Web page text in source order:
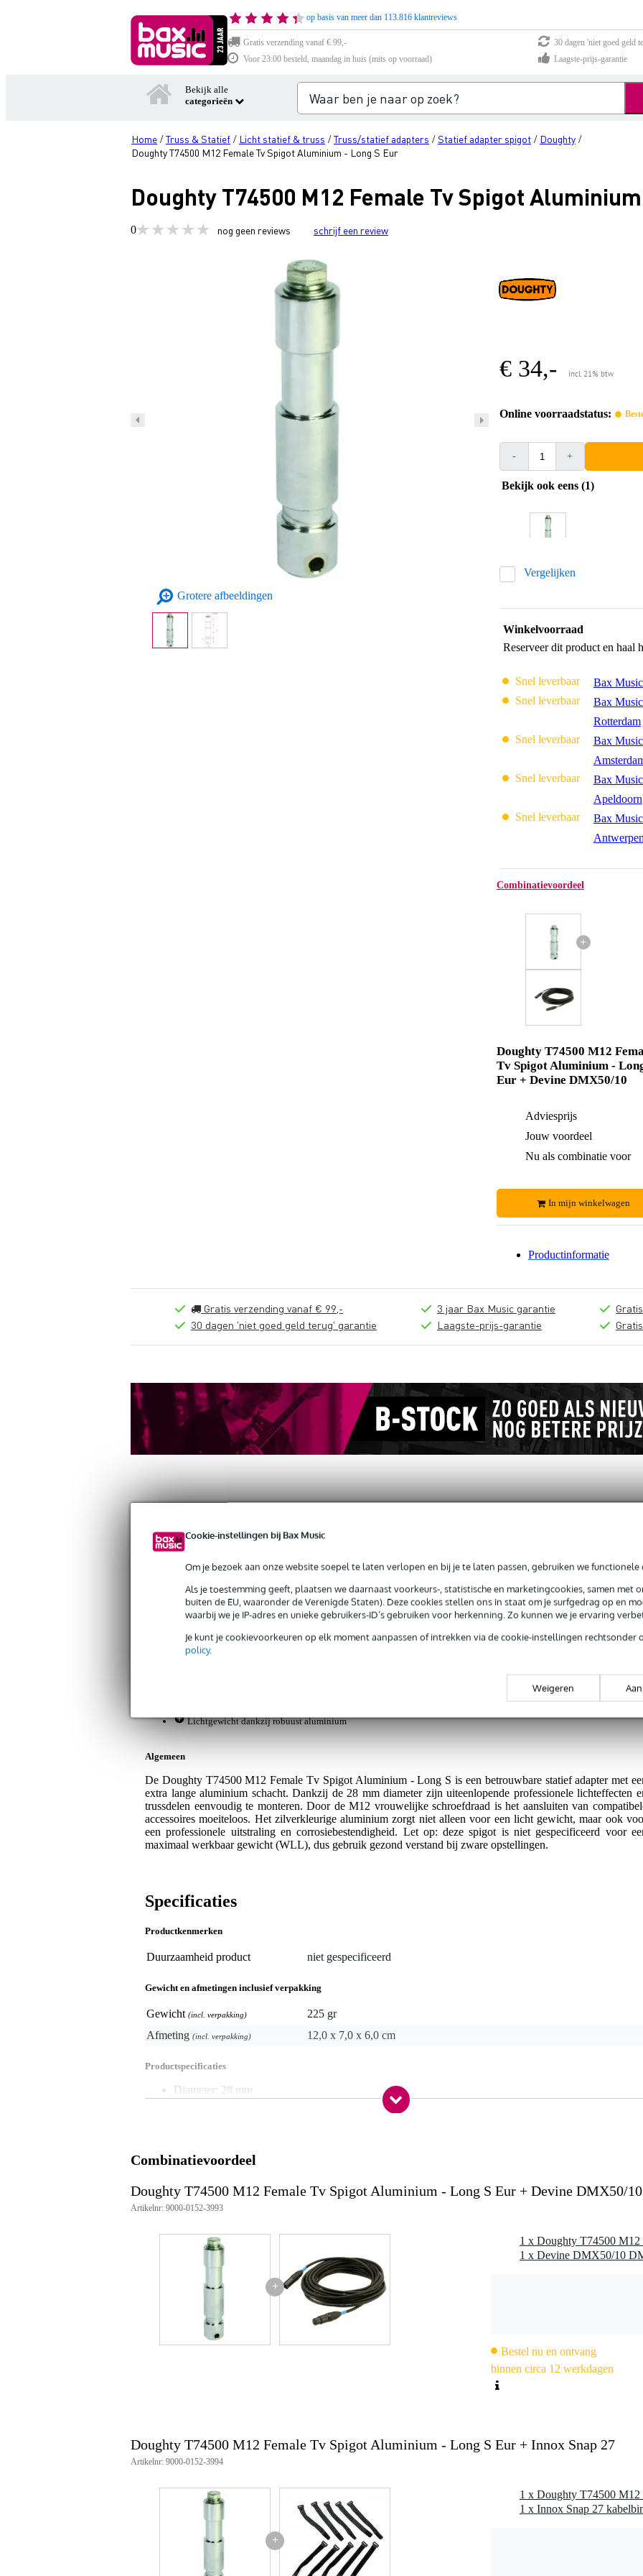
Cookie-instellingen bij Bax Music
Om je bezoek aan onze website soepel te laten verlopen en bij je te laten passen, gebruiken we functionele
Als je toestemming geeft, plaatsen we daarnaast voorkeurs-, statistische en marketingcookies, samen met
buiten de EU, waaronder de Verenigde Staten). Deze cookies stellen ons in staat om je surfgedrag op en
waarbij we je IP-adres en unieke gebruikers-ID’s gebruiken voor herkenning. Zo kunnen we je ervaring
Je kunt je cookievoorkeuren op elk moment aanpassen of intrekken via de cookie-instellingen rechtsonder
policy.
Weigeren
op basis van meer dan 113.816 klantreviews
Gratis verzending vanaf € 99,-
30 dagen 'niet goed geld
Voor 23:00 besteld, maandag in huis (mits op voorraad)
Laagste-prijs-garantie
Bekijk alle
categorieën
Home /Truss & Statief / Licht statief & truss /Truss/statief adapters /Statief adapter spigot / Doughty /
Doughty T74500 M12 Female Tv Spigot Aluminium - Long S Eur
Doughty T74500 M12 Female Tv Spigot
0 nog geen reviews schrijf een review
Grotere afbeeldingen
€ 34,- incl. 21% btw
Online voorraadstatus:
- +
Bekijk ook eens (1)
Vergelijken
Winkelvoorraad
Reserveer dit product en haal
Snel leverbaar Bax
Snel leverbaar
Bax
Rotterdam
Snel leverbaar
Bax
Snel leverbaar
Bax
Apeldoorn
Snel leverbaar
Bax
Antwerpen
Combinatievoordeel
+
Doughty T74500 M12
Tv Spigot Aluminium -
Eur + Devine DMX50/10
Adviesprijs
Jouw voordeel
Nu als combinatie voor
In mijn winkelwagen
Productinformatie
Gratis verzending vanaf € 99,-
30 dagen 'niet goed geld terug' garantie
3 jaar Bax Music garantie
Laagste-prijs-garantie
9000-0152-2712
Servicebelofte
Bax Music Garantie
: Op dit product krijg je 3 jaar Bax Music Garantie.
Op dit product krijg je 3 jaar Bax Music Garantie.
Lichtgewicht dankzij robuust aluminium
Algemeen
De Doughty T74500 M12 Female Tv Spigot Aluminium - Long S is een betrouwbare statief adapter met
extra lange aluminium schacht. Dankzij de 28 mm diameter zijn uiteenlopende professionele lichteffecten
trussdelen eenvoudig te monteren. Door de M12 vrouwelijke schroefdraad is het aansluiten van
accessoires moeiteloos. Het zilverkleurige aluminium zorgt niet alleen voor een licht gewicht, maar ook
een professionele uitstraling en corrosiebestendigheid. Let op: deze spigot is niet gespecificeerd voor
maximaal werkbaar gewicht (WLL), dus gebruik gezond verstand bij zware opstellingen.
Specificaties
Productkenmerken
Duurzaamheid product niet gespecificeerd
Gewicht en afmetingen inclusief verpakking
Gewicht (incl. verpakking)
225 gr
Afmeting (incl. verpakking) 12,0 x 7,0 x 6,0 cm
Productspecificaties
Diameter: 28 mm
Materiaal: aluminium
Combinatievoordeel
Doughty T74500 M12 Female Tv Spigot Aluminium - Long S Eur + Devine DMX50/10
Artikelnr: 9000-0152-3993
+
Bestel nu en ontvang
binnen circa 12 werkdagen
Doughty T74500 M12 Female Tv Spigot Aluminium - Long S Eur + Innox Snap 27
Artikelnr: 9000-0152-3994
+